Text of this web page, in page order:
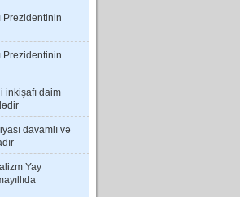
Prezidentinin
Prezidentinin
inkişafı daim
davamlı və
Yay